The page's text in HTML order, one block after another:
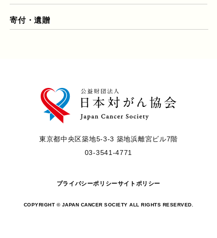
寄付・遺贈
東京都中央区築地5-3-3 築地浜離宮ビル7階
03-3541-4771
プライバシーポリシーサイトポリシー
COPYRIGHT © JAPAN CANCER SOCIETY ALL RIGHTS RESERVED.